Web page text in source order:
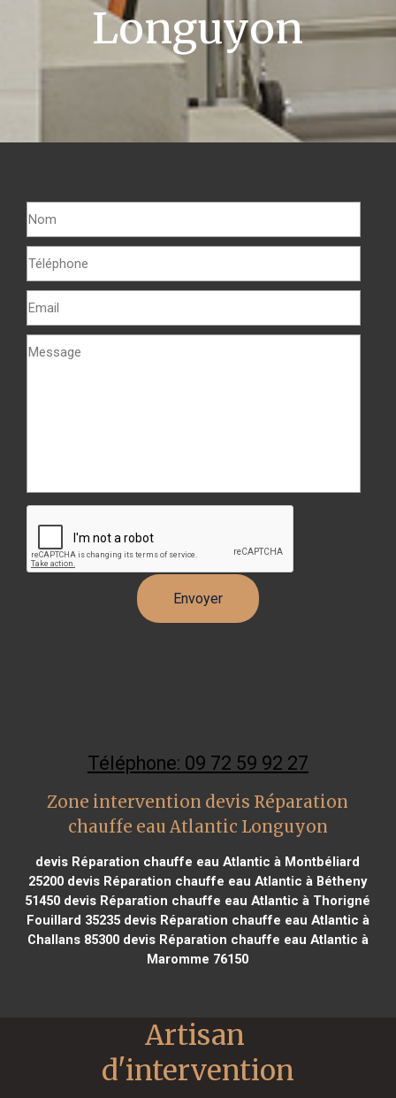
Longuyon
Téléphone: 09 72 59 92 27
Zone intervention devis Réparation
chauffe eau Atlantic Longuyon
devis Réparation chauffe eau Atlantic à Montbéliard
25200 devis Réparation chauffe eau Atlantic à Bétheny
51450 devis Réparation chauffe eau Atlantic à Thorigné
Fouillard 35235devis Réparation chauffe eau Atlantic à
Challans 85300devis Réparation chauffe eau Atlantic à
Maromme 76150
Artisan
d'intervention